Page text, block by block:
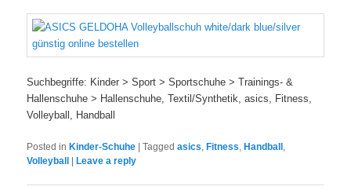
Suchbegriffe: Kinder > Sport > Sportschuhe > Trainings- &
Hallenschuhe > Hallenschuhe, Textil/Synthetik, asics, Fitness,
Volleyball, Handball
Posted in Kinder-Schuhe |Tagged asics, Fitness, Handball ,
Volleyball
Leave a reply